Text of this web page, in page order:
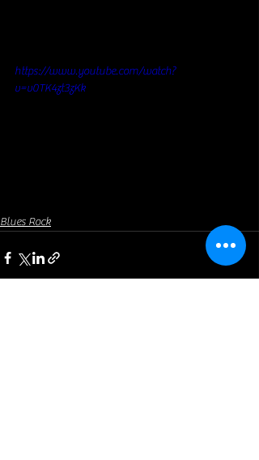
https://www.youtube.com/watch?
v=v0TK4zt3zKk
Blues Rock